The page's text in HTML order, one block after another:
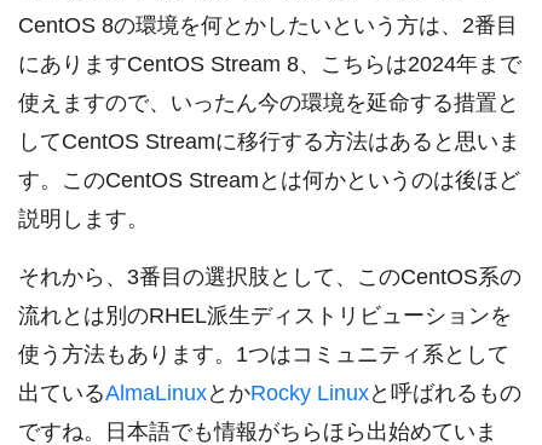
CentOS 8の環境を何とかしたいという方は、2番目
にありますCentOS Stream 8、こちらは2024年まで
使えますので、いったん今の環境を延命する措置と
してCentOS Streamに移行する方法はあると思いま
す。このCentOS Streamとは何かというのは後ほど
説明します。
それから、3番目の選択肢として、このCentOS系の
流れとは別のRHEL派生ディストリビューションを
使う方法もあります。1つはコミュニティ系として
出ているAlmaLinuxとかRocky Linuxと呼ばれるもの
ですね。日本語でも情報がちらほら出始めていま